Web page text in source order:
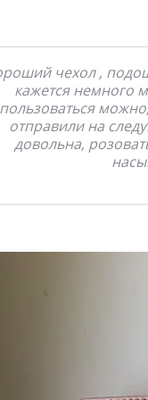
чехол ,
кажется немного
пользоваться
отправили на
довольна,